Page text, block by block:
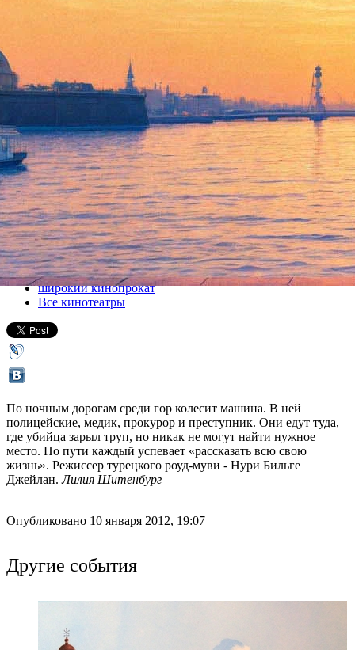
Однажды в Анатолии
12 января 2012, четверг
Версия для печати
Все кино
широкий кинопрокат
Все кинотеатры
По ночным дорогам среди гор колесит машина. В ней
полицейские, медик, прокурор и преступник. Они едут туда,
где убийца зарыл труп, но никак не могут найти нужное
место. По пути каждый успевает «рассказать всю свою
жизнь». Режиссер турецкого роуд-муви - Нури Бильге
Джейлан.Лилия Шитенбург
Опубликовано 10 января 2012, 19:07
Другие события